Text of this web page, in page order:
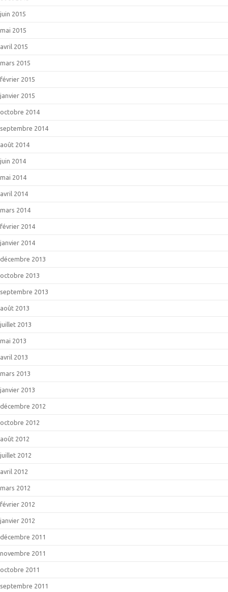
juin 2015
mai 2015
avril 2015
mars 2015
février 2015
janvier 2015
octobre 2014
septembre 2014
août 2014
juin 2014
mai 2014
avril 2014
mars 2014
février 2014
janvier 2014
décembre 2013
octobre 2013
septembre 2013
août 2013
juillet 2013
mai 2013
avril 2013
mars 2013
janvier 2013
décembre 2012
octobre 2012
août 2012
juillet 2012
avril 2012
mars 2012
février 2012
janvier 2012
décembre 2011
novembre 2011
octobre 2011
septembre 2011